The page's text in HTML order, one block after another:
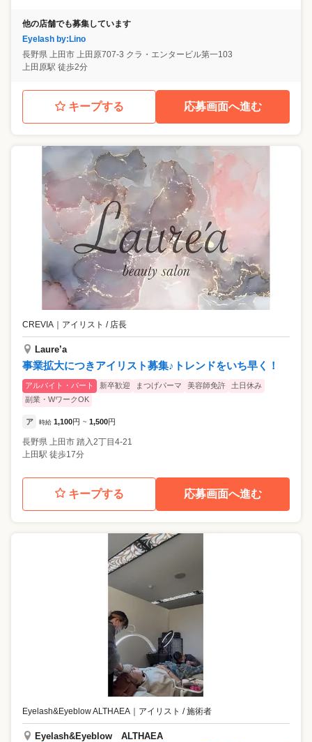
他の店舗でも募集しています
Eyelash by:Lino
長野県 上田市 上田原707-3 クラ・エンタービル第一103
上田原駅 徒歩2分
キープする 応募画面へ進む
CREVIA ｜ アイリスト / 店長
Laure’a
事業拡大につきアイリスト募集♪トレンドをいち早く！
アルバイト・パート 新卒歓迎 まつげパーマ 美容師免許
土日休み
副業・WワークOK
ア 時給 1,100円 ~ 1,500円
長野県 上田市 踏入2丁目4-21
上田駅 徒歩17分
キープする 応募画面へ進む
Eyelash&Eyeblow ALTHAEA ｜ アイリスト / 施術者
Eyelash&Eyeblow ALTHAEA